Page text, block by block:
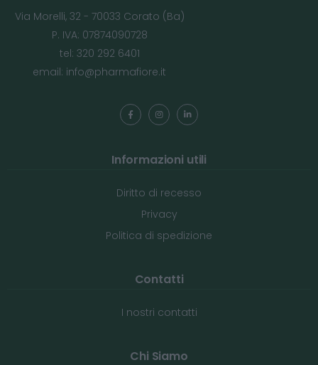
Via Morelli, 32 - 70033 Corato (Ba)
P. IVA: 07874090728
tel: 320 292 6401
email: info@pharmafiore.it
Informazioni utili
Diritto di recesso
Privacy
Politica di spedizione
Contatti
I nostri contatti
Chi Siamo